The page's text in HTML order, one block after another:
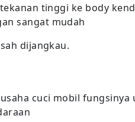
tinggi ke body
sangat mudah
dijangkau.
cuci mobil fungsinya